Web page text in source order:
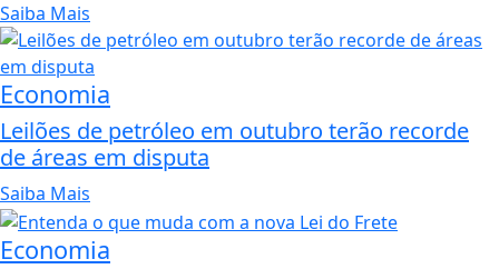
Saiba Mais
Economia
Leilões de petróleo em outubro terão recorde
de áreas em disputa
Saiba Mais
Economia